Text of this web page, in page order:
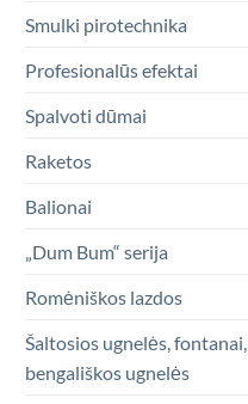
Smulki pirotechnika
Profesionalūs efektai
Spalvoti dūmai
Raketos
Balionai
„Dum Bum“ serija
Romėniškos lazdos
Šaltosios ugnelės, fontanai,
bengališkos ugnelės